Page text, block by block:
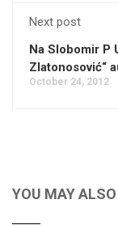
Next post
Na Slobomir P
Zlatonosović“
October 24, 2012
YOU MAY